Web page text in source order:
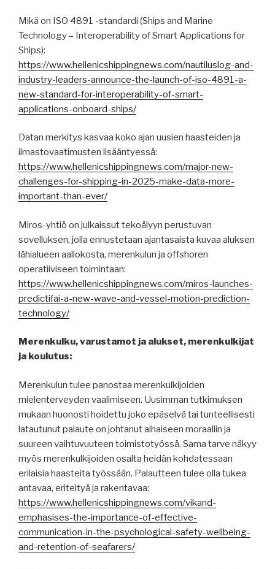
Mikä on ISO 4891 -standardi (Ships and Marine
Technology – Interoperability of Smart Applications for
Ships):
https://www.hellenicshippingnews.com/nautiluslog-and-
industry-leaders-announce-the-launch-of-iso-4891-a-
new-standard-for-interoperability-of-smart-
applications-onboard-ships/
Datan merkitys kasvaa koko ajan uusien haasteiden ja
ilmastovaatimusten lisääntyessä:
https://www.hellenicshippingnews.com/major-new-
challenges-for-shipping-in-2025-make-data-more-
important-than-ever/
Miros-yhtiö on julkaissut tekoälyyn perustuvan
sovelluksen, jolla ennustetaan ajantasaista kuvaa aluksen
lähialueen aallokosta, merenkulun ja offshoren
operatiiviseen toimintaan:
https://www.hellenicshippingnews.com/miros-launches-
predictifai-a-new-wave-and-vessel-motion-prediction-
technology/
Merenkulku, varustamot ja alukset, merenkulkijat
ja koulutus:
Merenkulun tulee panostaa merenkulkijoiden
mielenterveyden vaalimiseen. Uusimman tutkimuksen
mukaan huonosti hoidettu joko epäselvä tai tunteellisesti
latautunut palaute on johtanut alhaiseen moraaliin ja
suureen vaihtuvuuteen toimistotyössä. Sama tarve näkyy
myös merenkulkijoiden osalta heidän kohdatessaan
erilaisia haasteita työssään. Palautteen tulee olla tukea
antavaa, eriteltyä ja rakentavaa:
https://www.hellenicshippingnews.com/vikand-
emphasises-the-importance-of-effective-
communication-in-the-psychological-safety-wellbeing-
and-retention-of-seafarers/